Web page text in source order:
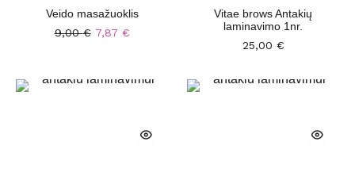
Veido masažuoklis
9,00€ 7,87 €
Vitae brows Antakių
laminavimo 1nr.
25,00 €